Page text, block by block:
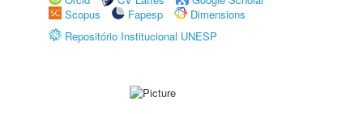
Scopus
Fapesp
Dimensions
Repositório Institucional UNESP